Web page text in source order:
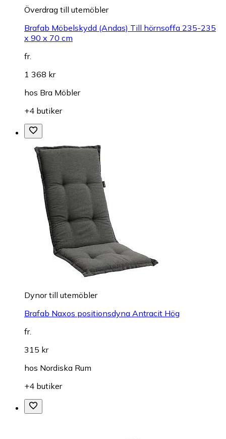
Överdrag till utemöbler
Brafab Möbelskydd (Andas) Till hörnsoffa 235-235
x 90 x 70 cm
fr.
1 368 kr
hos Bra Möbler
+4 butiker
Dynor till utemöbler
Brafab Naxos positionsdyna Antracit Hög
fr.
315 kr
hos Nordiska Rum
+4 butiker